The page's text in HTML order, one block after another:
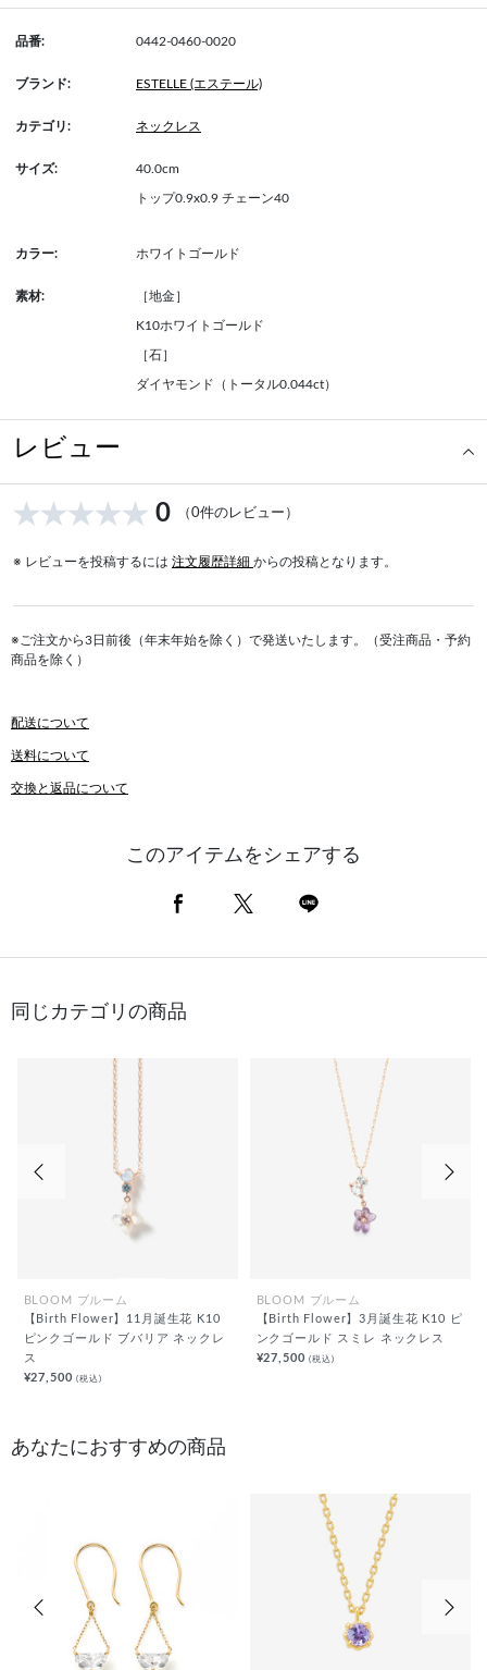
品番: 0442-0460-0020
ブランド: ESTELLE (エステール)
カテゴリ: ネックレス
サイズ: 40.0cm
トップ0.9x0.9 チェーン40
カラー: ホワイトゴールド
素材: ［地金］
K10ホワイトゴールド
［石］
ダイヤモンド（トータル0.044ct）
レビュー
0 （0件のレビュー）
※ レビューを投稿するには 注文履歴詳細 からの投稿となります。
※ご注文から3日前後（年末年始を除く）で発送いたします。（受注商品・予約
商品を除く）
配送について
送料について
交換と返品について
このアイテムをシェアする
同じカテゴリの商品
BLOOM ブルーム
【Birth Flower】11月誕生花 K10
ピンクゴールド ブバリア ネックレ
ス
¥27,500(税込)
BLOOM ブルーム
【Birth Flower】3月誕生花 K10 ピ
ンクゴールド スミレ ネックレス
¥27,500(税込)
あなたにおすすめの商品
前の画像